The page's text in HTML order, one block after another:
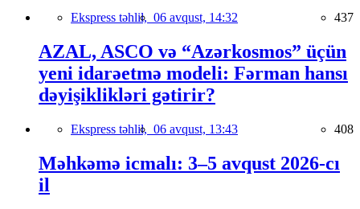
Ekspress təhlil, 06 avqust, 14:32 437
AZAL, ASCO və “Azərkosmos” üçün
yeni idarəetmə modeli: Fərman hansı
dəyişiklikləri gətirir?
Ekspress təhlil, 06 avqust, 13:43 408
Məhkəmə icmalı: 3–5 avqust 2026-cı
il